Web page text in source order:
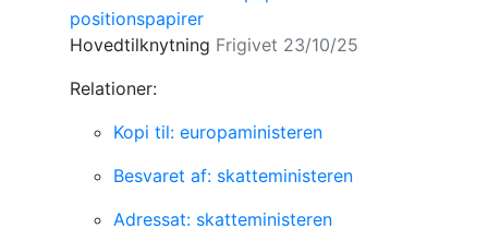
positionspapirer
Hovedtilknytning Frigivet 23/10/25
Relationer:
Kopi til: europaministeren
Besvaret af: skatteministeren
Adressat: skatteministeren